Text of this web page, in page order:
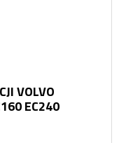
VOLVO
EC240